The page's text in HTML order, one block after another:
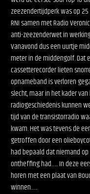
zeezendertijdperk was op
RNI samen met Radio
anti-zeezenderwet in
Vanavond dus een uurtje
meter in de middengolf. Dat
cassetterecorder lieten
opnameband is verloren
slecht, maar in het kader
radiogeschiedenis kunnen
tijd van de transistorradio
kwam. Het was tevens de
getroffen door een
had bepaald dat niemand
ontheffing had….. In deze
horen met een plaat van
winnen…..